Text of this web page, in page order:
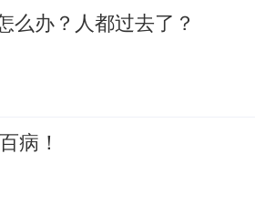
么办？人都过去了？
病！